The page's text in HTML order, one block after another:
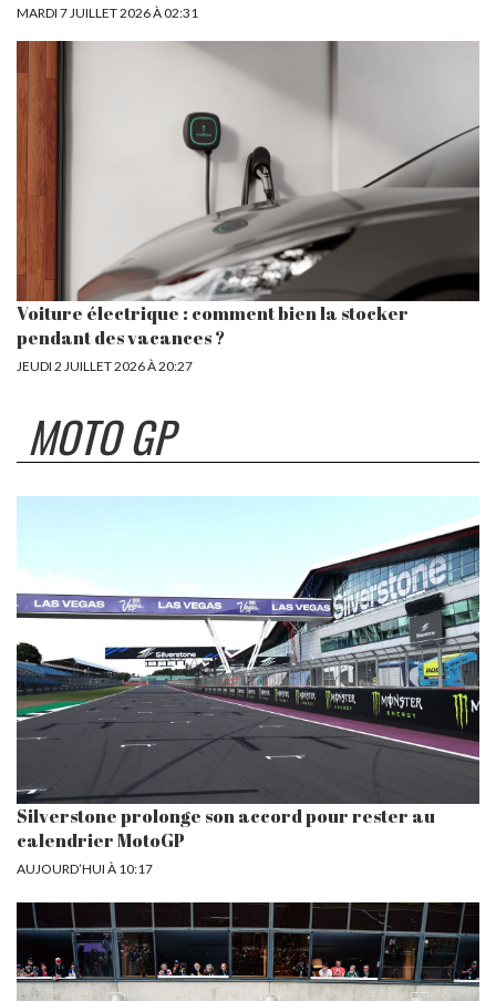
MARDI 7 JUILLET 2026 À 02:31
Voiture électrique : comment bien la stocker
pendant des vacances ?
JEUDI 2 JUILLET 2026 À 20:27
MOTO GP
Silverstone prolonge son accord pour rester au
calendrier MotoGP
AUJOURD’HUI À 10:17